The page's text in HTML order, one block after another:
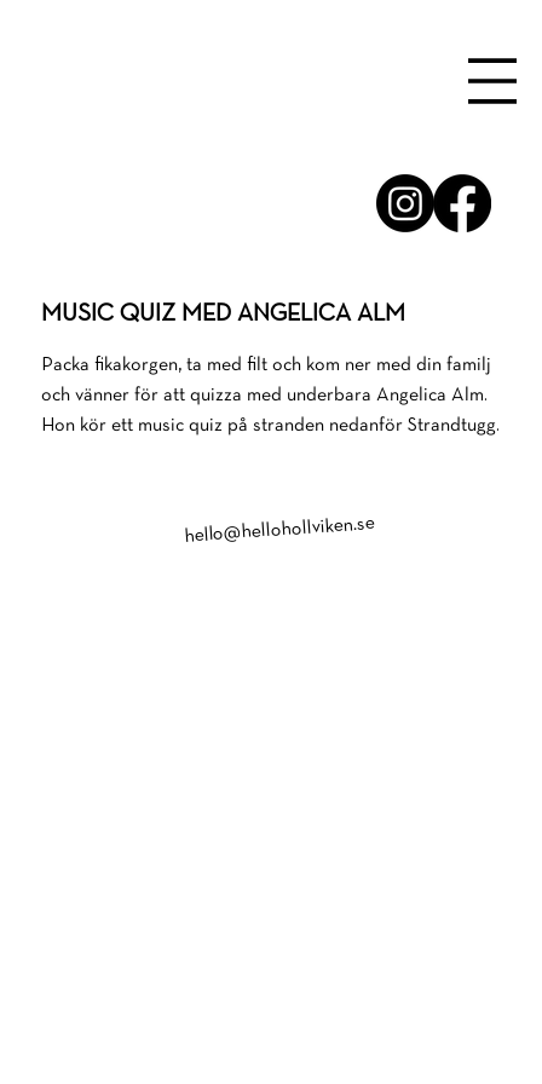
MUSIC QUIZ MED ANGELICA ALM
Packa fikakorgen, ta med filt och kom ner med din familj
och vänner för att quizza med underbara Angelica Alm.
Hon kör ett music quiz på stranden nedanför Strandtugg.
hello@hellohollviken.se